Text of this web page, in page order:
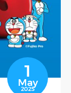
1
May
2025